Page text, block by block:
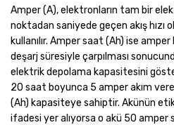
Amper (A), elektronların tam bir
noktadan saniyede geçen akış hızı
kullanılır. Amper saat (Ah) ise amper
deşarj süresiyle çarpılması
elektrik depolama kapasitesini
20 saat boyunca 5 amper akım
(Ah) kapasiteye sahiptir. Akünün
ifadesi yer alıyorsa o akü 50